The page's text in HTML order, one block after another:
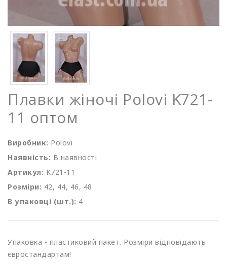
Плавки жіночі Polovi K721-
11 оптом
Виробник: Polovi
Наявність: В наявності
Артикул: K721-11
Розміри: 42, 44, 46, 48
В упаковці (шт.): 4
Упаковка - пластиковий пакет. Розміри відповідають
євростандартам!